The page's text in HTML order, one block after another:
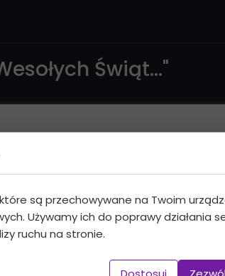
Świąt..."
Wszystkiego Nawzajem Kurła."
są przechowywane na Twoim
Używamy ich do poprawy działania
ruchu na stronie.